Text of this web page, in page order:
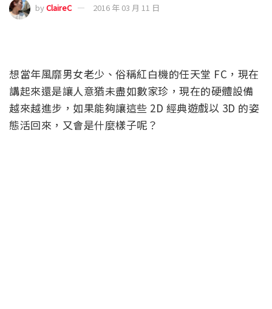
byClaireC 2016 年 03 月 11 日
想當年風靡男女老少、俗稱紅白機的任天堂 FC，現在
講起來還是讓人意猶未盡如數家珍，現在的硬體設備
越來越進步，如果能夠讓這些 2D 經典遊戲以 3D 的姿
態活回來，又會是什麼樣子呢？